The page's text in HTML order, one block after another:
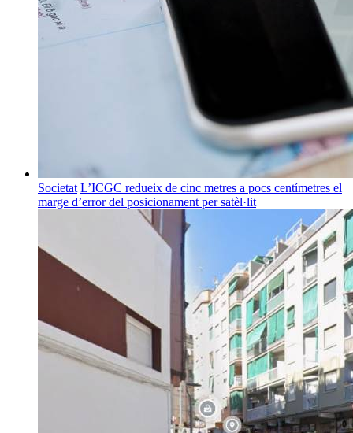
Societat L’ICGC redueix de cinc metres a pocs centímetres el
marge d’error del posicionament per satèl·lit